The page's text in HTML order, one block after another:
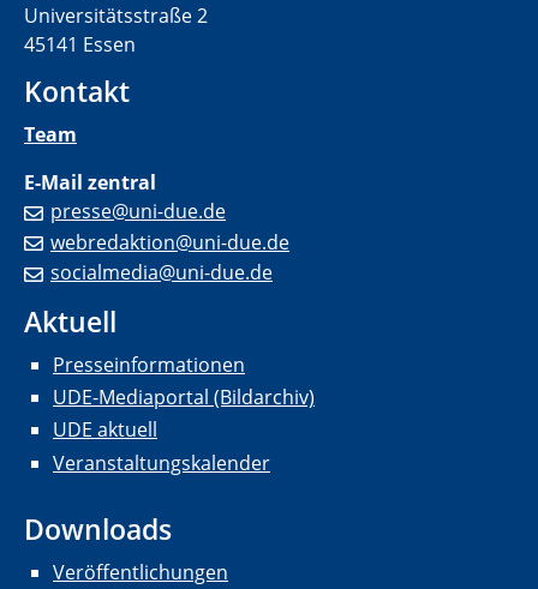
Universitätsstraße 2
45141 Essen
Kontakt
Team
E-Mail zentral
presse@uni-due.de
webredaktion@uni-due.de
socialmedia@uni-due.de
Aktuell
Presseinformationen
UDE-Mediaportal (Bildarchiv)
UDE aktuell
Veranstaltungskalender
Downloads
Veröffentlichungen